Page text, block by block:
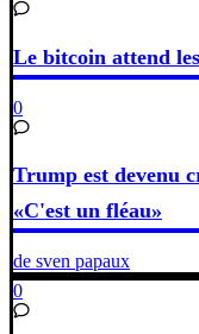
Le bitcoin attend
0
Trump est devenu
«C'est un fléau»
de sven papaux
0